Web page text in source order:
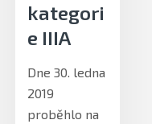
kategori
e IIIA
Dne 30. ledna
2019
proběhlo na